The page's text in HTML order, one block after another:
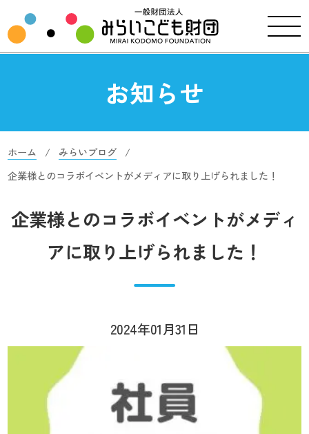
お知らせ
ホーム
みらいブログ
企業様とのコラボイベントがメディアに取り上げられました！
企業様とのコラボイベントがメディ
アに取り上げられました！
2024年01月31日